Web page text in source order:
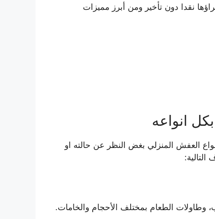
نقدا دون تأخير ومن أبرز مميزات
انواعه
العفش المنزلي بغض النظر عن حالته او
التالية:
وطاولات الطعام بمختلف الأحجام والخامات.